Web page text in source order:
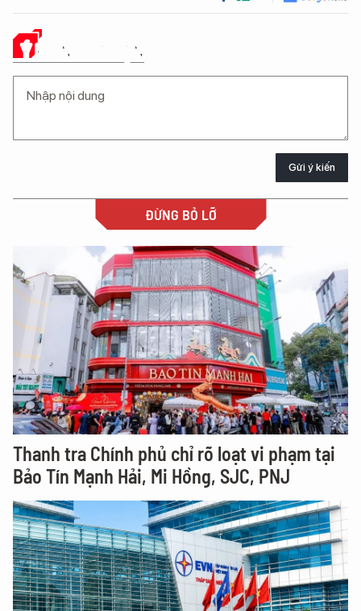
Ý KIẾN CỦA BẠN
Gửi ý kiến
ĐỪNG BỎ LỠ
Thanh tra Chính phủ chỉ rõ loạt vi phạm tại
Bảo Tín Mạnh Hải, Mi Hồng, SJC, PNJ